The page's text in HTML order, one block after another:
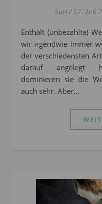
Sari / 12. Juli
Enthält (unbezahlte) Werbung* Diese Woche hatten
wir irgendwie immer
der verschiedensten
darauf angelegt
dominieren sie die
auch sehr. Aber…